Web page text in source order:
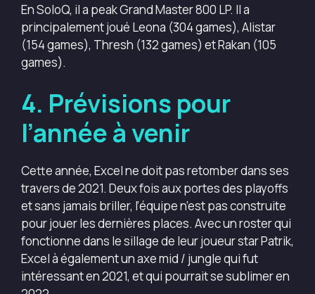
En SoloQ, il a peak Grand Master 800 LP. Il a
principalement joué Leona (304 games), Alistar
(154 games), Thresh (132 games) et Rakan (105
games).
4. Prévisions pour
l’année à venir
Cette année, Excel ne doit pas retomber dans ses
travers de 2021. Deux fois aux portes des playoffs
et sans jamais briller, l’équipe n’est pas construite
pour jouer les dernières places. Avec un roster qui
fonctionne dans le sillage de leur joueur star Patrik,
Excel à également un axe mid / jungle qui fut
intéressant en 2021, et qui pourrait se sublimer en